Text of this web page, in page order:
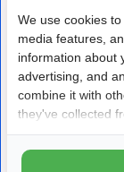
Inaba Denko
We use cookies
media features,
information about
advertising, and
combine it with
they've collected